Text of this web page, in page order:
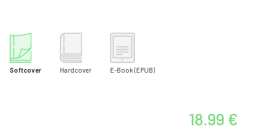
Softcover Hardcover E-Book (EPUB)
18.99 €